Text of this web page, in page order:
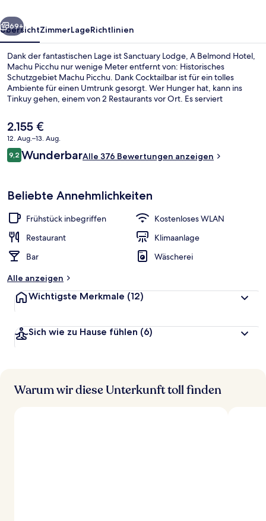
Picchu
Tägliches inbegriffenes
Weiter
69+
ÜbersichtZimmerLageRichtlinien
Dank der fantastischen Lage ist Sanctuary Lodge, A Belmond Hotel,
Machu Picchu nur wenige Meter entfernt von: Historisches
Schutzgebiet Machu Picchu. Dank Cocktailbar ist für ein tolles
Ambiente für einen Umtrunk gesorgt. Wer Hunger hat, kann ins
Tinkuy gehen, einem von 2 Restaurants vor Ort. Es serviert
weiteren Annehmlichkeiten dieses Hotels im luxuriösen Stil gehören
eine Snackbar, eine Terrasse und ein Garten.
Der
aktuelle
Preis
beträgt
2.155 €
12. Aug.–13. Aug.
Bewertungen
9,29,2 von 10.
WunderbarAlle 376 Bewertungen anzeigen
Beliebte Annehmlichkeiten
Frühstück inbegriffen
Kostenloses WLAN
Restaurant
Klimaanlage
Bar
Wäscherei
Alle anzeigen
Wichtigste Merkmale (12)
Sich wie zu Hause fühlen (6)
Warum wir diese Unterkunft toll finden